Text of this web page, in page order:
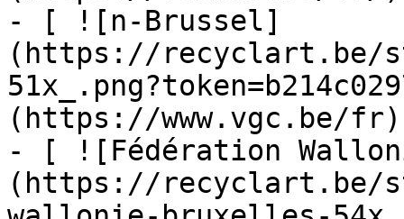
- [ ![n-Brussel]
(https://recyclart.be/
(https://www.vgc.be/fr)
- [ ![Fédération
(https://recyclart.be/